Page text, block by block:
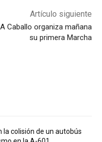
Artículo siguiente
A Caballo organiza mañana
su primera Marcha
la colisión de un autobús